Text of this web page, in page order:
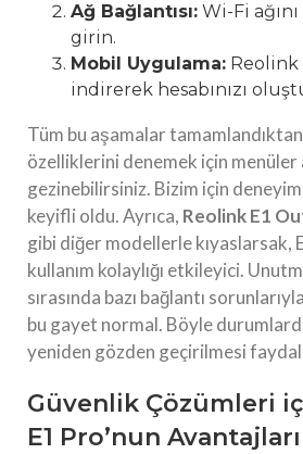
Ağ Bağlantısı: Wi-Fi
girin.
Mobil Uygulama: Reolink
indirerek hesabınızı
Tüm bu aşamalar
özelliklerini denemek için menüler
gezinebilirsiniz. Bizim için
keyifli oldu. Ayrıca, Reolink E1
gibi diğer modellerle kıyaslarsak,
kullanım kolaylığı etkileyici.
sırasında bazı bağlantı
bu gayet normal. Böyle
yeniden gözden geçirilmesi
Güvenlik Çözümleri
E1 Pro’nun Avantajları